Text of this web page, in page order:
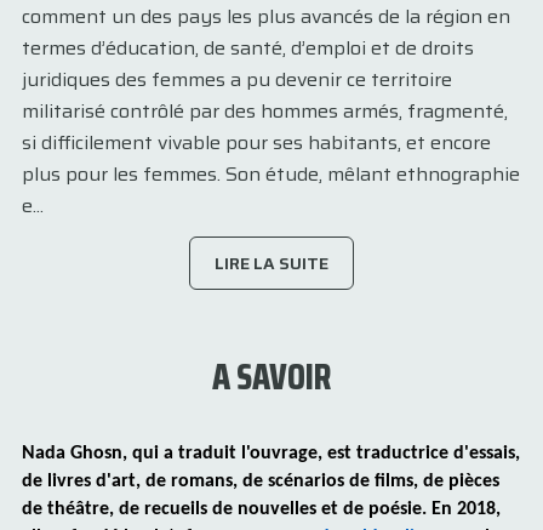
comment un des pays les plus avancés de la région en
termes d’éducation, de santé, d’emploi et de droits
juridiques des femmes a pu devenir ce territoire
militarisé contrôlé par des hommes armés, fragmenté,
si difficilement vivable pour ses habitants, et encore
plus pour les femmes. Son étude, mêlant ethnographie
e...
LIRE LA SUITE
A SAVOIR
Nada Ghosn, qui a traduit l'ouvrage, est traductrice d'essais,
de livres d'art, de romans, de scénarios de films, de pièces
de théâtre, de recueils de nouvelles et de poésie. En 2018,